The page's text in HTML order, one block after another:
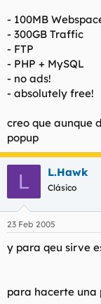
- 100MB
- 300GB Traffic
- FTP
- PHP + MySQL
- no ads!
- absolutely free!
creo que aunque
popup
L L.Hawk
Clásico
23 Feb 2005
y para qeu sirve
para hacerte una